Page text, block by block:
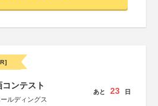
ンテスト
ルディングス
あと 23 日